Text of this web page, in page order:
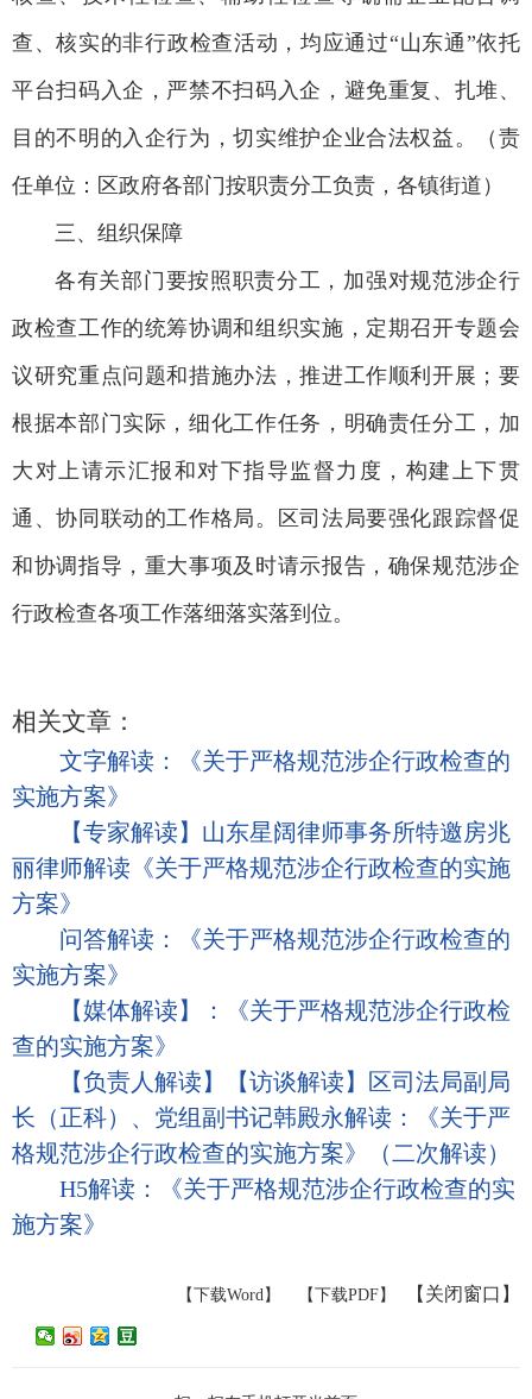
查、核实的非行政检查活动，均应通过“山东通”依托
平台扫码入企，严禁不扫码入企，避免重复、扎堆、
目的不明的入企行为，切实维护企业合法权益。（责
任单位：区政府各部门按职责分工负责，各镇街道）
三、组织保障
各有关部门要按照职责分工，加强对规范涉企行
政检查工作的统筹协调和组织实施，定期召开专题会
议研究重点问题和措施办法，推进工作顺利开展；要
根据本部门实际，细化工作任务，明确责任分工，加
大对上请示汇报和对下指导监督力度，构建上下贯
通、协同联动的工作格局。区司法局要强化跟踪督促
和协调指导，重大事项及时请示报告，确保规范涉企
行政检查各项工作落细落实落到位。
相关文章：
文字解读：《关于严格规范涉企行政检查的
实施方案》
【专家解读】山东星阔律师事务所特邀房兆
丽律师解读《关于严格规范涉企行政检查的实施
方案》
问答解读：《关于严格规范涉企行政检查的
实施方案》
【媒体解读】：《关于严格规范涉企行政检
查的实施方案》
【负责人解读】【访谈解读】区司法局副局
长（正科）、党组副书记韩殿永解读：《关于严
格规范涉企行政检查的实施方案》（二次解读）
H5解读：《关于严格规范涉企行政检查的实
施方案》
【下载Word】 【下载PDF】 【 关闭窗口 】